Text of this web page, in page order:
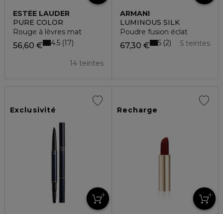
ESTÉE LAUDER
PURE COLOR
Rouge à lèvres mat
56,60 €
14 teintes
4.5 17
ARMANI
LUMINOUS SILK
Poudre fusion éclat
67,30 € 5 teintes
5 2
Exclusivité Recharge